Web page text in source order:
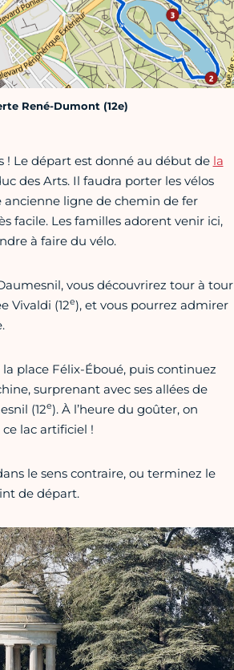
René-Dumont (12e)
! Le départ est donné au début de la
des Arts. Il faudra porter les vélos
ancienne ligne de chemin de fer
facile. Les familles adorent venir ici,
à faire du vélo.
vous découvrirez tour à tour
Vivaldi (12e), et vous pourrez admirer
place Félix-Éboué, puis continuez
surprenant avec ses allées de
(12e). À l’heure du goûter, on
lac artificiel !
le sens contraire, ou terminez le
de départ.